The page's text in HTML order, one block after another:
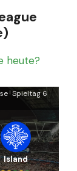
heute?
| Spieltag 6
Island